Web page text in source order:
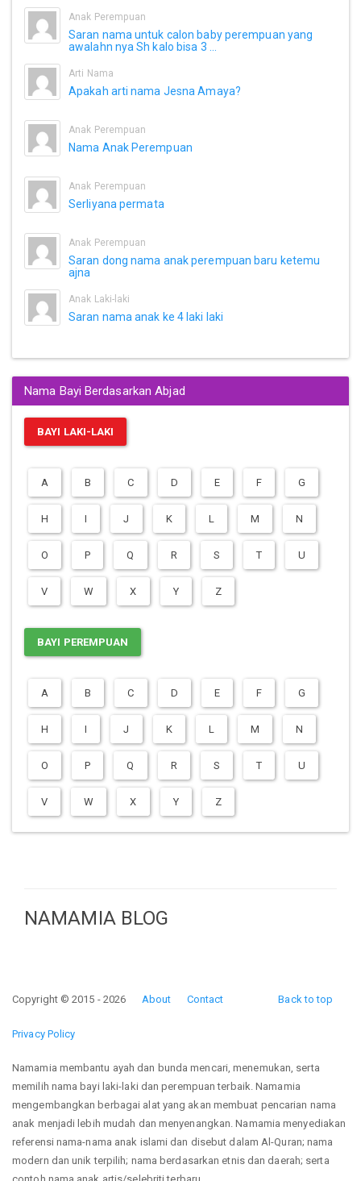
Anak Perempuan
Saran nama untuk calon baby perempuan yang
awalahn nya Sh kalo bisa 3 ...
Arti Nama
Apakah arti nama Jesna Amaya?
Anak Perempuan
Nama Anak Perempuan
Anak Perempuan
Serliyana permata
Anak Perempuan
Saran dong nama anak perempuan baru ketemu
ajna
Anak Laki-laki
Saran nama anak ke 4 laki laki
Nama Bayi Berdasarkan Abjad
BAYI LAKI-LAKI
A B C D E F G
H I J K L M N
O P Q R S T U
V W X Y Z
BAYI PEREMPUAN
A B C D E F G
H I J K L M N
O P Q R S T U
V W X Y Z
NAMAMIA BLOG
Back to top
Copyright © 2015 - 2026 About Contact
Privacy Policy
Namamia membantu ayah dan bunda mencari, menemukan, serta
memilih nama bayi laki-laki dan perempuan terbaik. Namamia
mengembangkan berbagai alat yang akan membuat pencarian nama
anak menjadi lebih mudah dan menyenangkan. Namamia menyediakan
referensi nama-nama anak islami dan disebut dalam Al-Quran; nama
modern dan unik terpilih; nama berdasarkan etnis dan daerah; serta